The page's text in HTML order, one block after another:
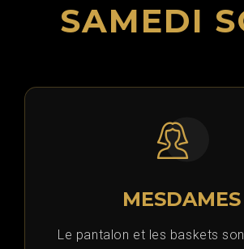
SAMEDI
MESDAMES
Le pantalon et les baskets